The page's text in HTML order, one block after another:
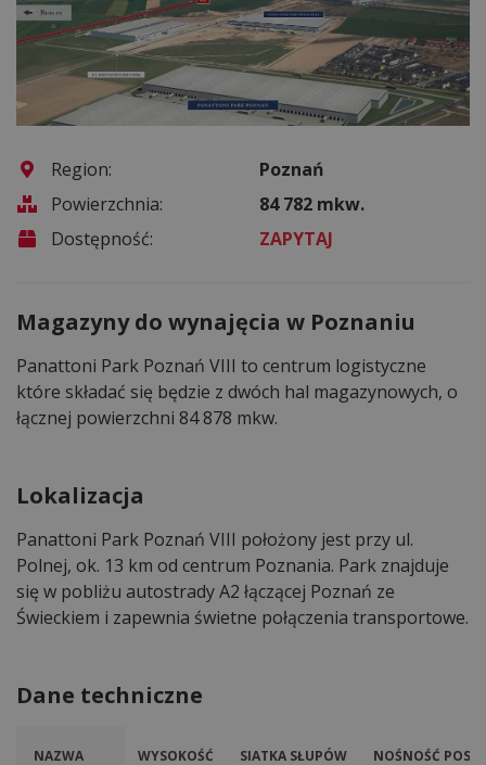
Region:
Poznań
Powierzchnia:
84 782 mkw.
Dostępność:
ZAPYTAJ
Magazyny do wynajęcia w Poznaniu
Panattoni Park Poznań VIII to centrum logistyczne
które składać się będzie z dwóch hal magazynowych, o
łącznej powierzchni 84 878 mkw.
Lokalizacja
Panattoni Park Poznań VIII położony jest przy ul.
Polnej, ok. 13 km od centrum Poznania. Park znajduje
się w pobliżu autostrady A2 łączącej Poznań ze
Świeckiem i zapewnia świetne połączenia transportowe.
Dane techniczne
NAZWA WYSOKOŚĆ SIATKA SŁUPÓW NOŚNOŚĆ